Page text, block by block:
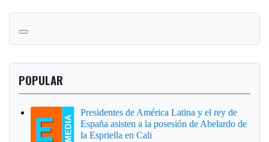
POPULAR
Presidentes de América Latina y el rey de
España asisten a la posesión de Abelardo de
la Espriella en Cali